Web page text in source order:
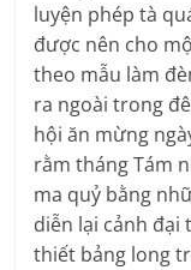
luyện phép tà
được nên cho
theo mẫu làm
ra ngoài trong
hội ăn mừng
rằm tháng Tám
ma quỷ bằng
diễn lại cảnh đại
thiết bảng long